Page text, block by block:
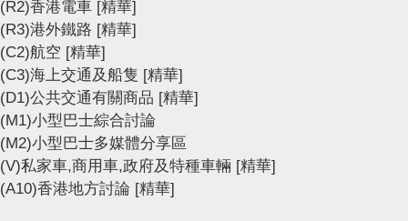
(R2)香港電車 [精華]
(R3)港外鐵路 [精華]
(C2)航空 [精華]
(C3)海上交通及船隻 [精華]
(D1)公共交通有關商品 [精華]
(M1)小型巴士綜合討論
(M2)小型巴士多媒體分享區
(V)私家車,商用車,政府及特種車輛 [精華]
(A10)香港地方討論 [精華]